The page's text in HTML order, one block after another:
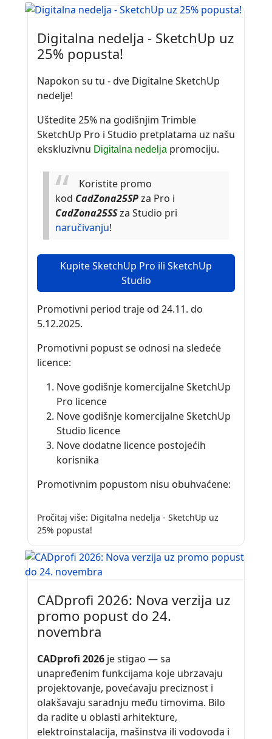
Digitalna nedelja - SketchUp uz
25% popusta!
Napokon su tu - dve Digitalne SketchUp
nedelje!
Uštedite 25% na godišnjim Trimble
SketchUp Pro i Studio pretplatama uz našu
ekskluzivnu Digitalna nedelja promociju.
Koristite promo
kod CadZona25SPza Pro i
CadZona25SSza Studio pri
naručivanju!
Kupite SketchUp Pro ili SketchUp
Studio
Promotivni period traje od 24.11. do
5.12.2025.
Promotivni popust se odnosi na sledeće
licence:
Nove godišnje komercijalne SketchUp
Pro licence
Nove godišnje komercijalne SketchUp
Studio licence
Nove dodatne licence postojećih
korisnika
Promotivnim popustom nisu obuhvaćene:
Pročitaj više: Digitalna nedelja - SketchUp uz
25% popusta!
CADprofi 2026: Nova verzija uz
promo popust do 24.
novembra
CADprofi 2026 je stigao — sa
unapređenim funkcijama koje ubrzavaju
projektovanje, povećavaju preciznost i
olakšavaju saradnju među timovima. Bilo
da radite u oblasti arhitekture,
elektroinstalacija, mašinstva ili vodovoda i